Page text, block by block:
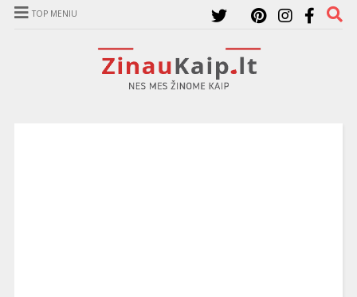
TOP MENIU